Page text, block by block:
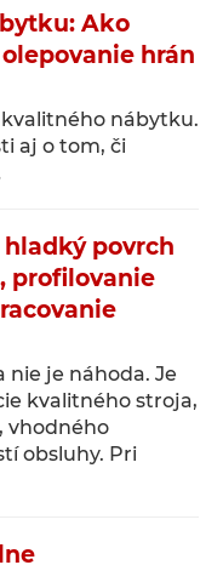
Ako
hrán
nábytku.
aj o tom, či
povrch
profilovanie
nie je náhoda. Je
kvalitného stroja,
vhodného
obsluhy. Pri